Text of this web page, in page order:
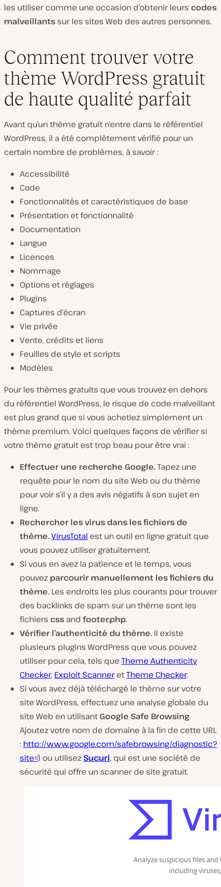
les utiliser comme une occasion d’obtenir leurs codes
malveillants sur les sites Web des autres personnes.
Comment trouver votre
thème WordPress gratuit
de haute qualité parfait
Avant qu’un thème gratuit n’entre dans le référentiel
WordPress, il a été complètement vérifié pour un
certain nombre de problèmes, à savoir :
Accessibilité
Code
Fonctionnalités et caractéristiques de base
Présentation et fonctionnalité
Documentation
Langue
Licences
Nommage
Options et réglages
Plugins
Captures d’écran
Vie privée
Vente, crédits et liens
Feuilles de style et scripts
Modèles
Pour les thèmes gratuits que vous trouvez en dehors
du référentiel WordPress, le risque de code malveillant
est plus grand que si vous achetiez simplement un
thème premium. Voici quelques façons de vérifier si
votre thème gratuit est trop beau pour être vrai :
Effectuer une recherche Google.Tapez une
requête pour le nom du site Web ou du thème
pour voir s’il y a des avis négatifs à son sujet en
ligne.
Rechercher les virus dans les fichiers de
thème.VirusTotal est un outil en ligne gratuit que
vous pouvez utiliser gratuitement.
Si vous en avez la patience et le temps, vous
pouvez parcourir manuellement les fichiers du
thème. Les endroits les plus courants pour trouver
des backlinks de spam sur un thème sont les
fichiers css and footer.php.
Vérifier l’authenticité du thème. Il existe
plusieurs plugins WordPress que vous pouvez
utiliser pour cela, tels que Theme Authenticity
Checker, Exploit ScanneretTheme Checker.
Si vous avez déjà téléchargé le thème sur votre
site WordPress, effectuez une analyse globale du
site Web en utilisant Google Safe Browsing.
Ajoutez votre nom de domaine à la fin de cette URL
: http://www.google.com/safebrowsing/diagnostic?
site=) ou utilisezSucuri, qui est une société de
sécurité qui offre un scanner de site gratuit.